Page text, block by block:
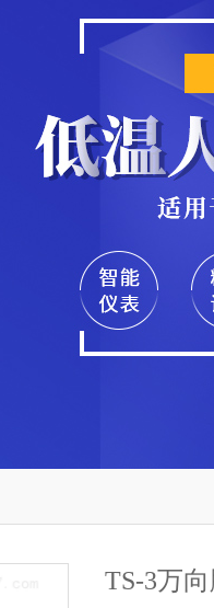
TS-3万